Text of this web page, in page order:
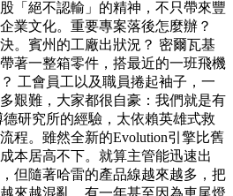
「絕不認輸」的精神，不只帶來豐
業文化。重要專案落後怎麼辦？
。賓州的工廠出狀況？ 密爾瓦基
著一整箱零件，搭最近的一班飛機
工會員工以及職員捲起袖子，一
艱難，大家都很自豪：我們就是有
研究所的經驗，太依賴英雄式救
程。雖然全新的Evolution引擎比舊
本居高不下。就算主管能迅速出
但隨著哈雷的產品線越來越多，把